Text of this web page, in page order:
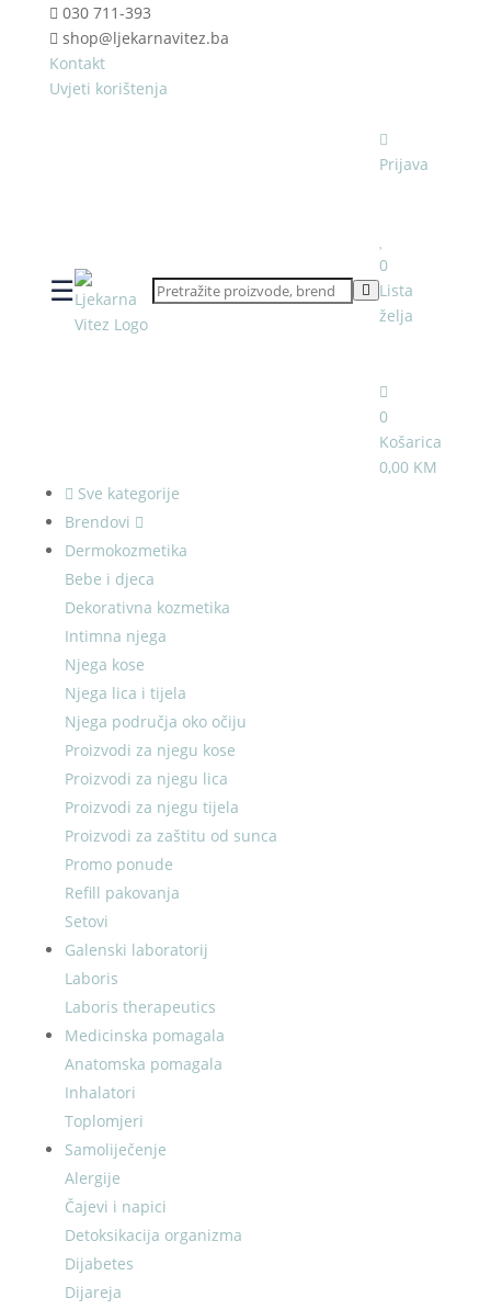
030 711-393
shop@ljekarnavitez.ba
Kontakt
Uvjeti korištenja
☰
Prijava
0
Lista
želja
0
Košarica
0,00 KM
Sve kategorije
Brendovi
Dermokozmetika
Bebe i djeca
Dekorativna kozmetika
Intimna njega
Njega kose
Njega lica i tijela
Njega područja oko očiju
Proizvodi za njegu kose
Proizvodi za njegu lica
Proizvodi za njegu tijela
Proizvodi za zaštitu od sunca
Promo ponude
Refill pakovanja
Setovi
Galenski laboratorij
Laboris
Laboris therapeutics
Medicinska pomagala
Anatomska pomagala
Inhalatori
Toplomjeri
Samoliječenje
Alergije
Čajevi i napici
Detoksikacija organizma
Dijabetes
Dijareja